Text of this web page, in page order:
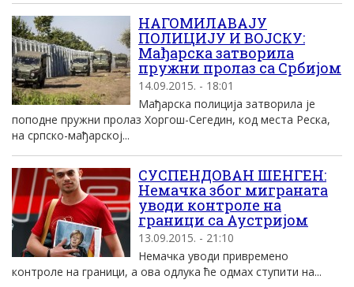
НАГОМИЛАВАЈУ
ПОЛИЦИЈУ И ВОЈСКУ:
Mађарска затворила
пружни пролаз са Србиjом
14.09.2015. - 18:01
Mађарска полициjа затворила jе
поподне пружни пролаз Хоргош-Сегедин, код места Реска,
на српско-мађарскоj...
СУСПЕНДОВАН ШЕНГЕН:
Немачка због миграната
уводи контроле на
граници са Аустријом
13.09.2015. - 21:10
Немачка уводи привремено
контроле на граници, а ова одлука ће одмах ступити на...